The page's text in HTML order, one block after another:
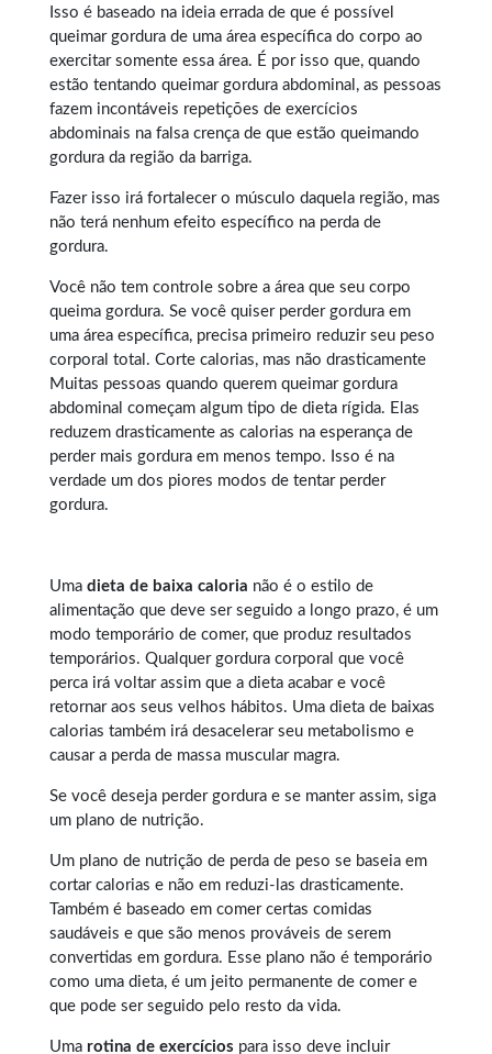
Isso é baseado na ideia errada de que é possível
queimar gordura de uma área específica do corpo ao
exercitar somente essa área. É por isso que, quando
estão tentando queimar gordura abdominal, as pessoas
fazem incontáveis repetições de exercícios
abdominais na falsa crença de que estão queimando
gordura da região da barriga.
Fazer isso irá fortalecer o músculo daquela região, mas
não terá nenhum efeito específico na perda de
gordura.
Você não tem controle sobre a área que seu corpo
queima gordura. Se você quiser perder gordura em
uma área específica, precisa primeiro reduzir seu peso
corporal total. Corte calorias, mas não drasticamente
Muitas pessoas quando querem queimar gordura
abdominal começam algum tipo de dieta rígida. Elas
reduzem drasticamente as calorias na esperança de
perder mais gordura em menos tempo. Isso é na
verdade um dos piores modos de tentar perder
gordura.
Uma dieta de baixa caloria não é o estilo de
alimentação que deve ser seguido a longo prazo, é um
modo temporário de comer, que produz resultados
temporários. Qualquer gordura corporal que você
perca irá voltar assim que a dieta acabar e você
retornar aos seus velhos hábitos. Uma dieta de baixas
calorias também irá desacelerar seu metabolismo e
causar a perda de massa muscular magra.
Se você deseja perder gordura e se manter assim, siga
um plano de nutrição.
Um plano de nutrição de perda de peso se baseia em
cortar calorias e não em reduzi-las drasticamente.
Também é baseado em comer certas comidas
saudáveis e que são menos prováveis de serem
convertidas em gordura. Esse plano não é temporário
como uma dieta, é um jeito permanente de comer e
que pode ser seguido pelo resto da vida.
Uma rotina de exercícios para isso deve incluir